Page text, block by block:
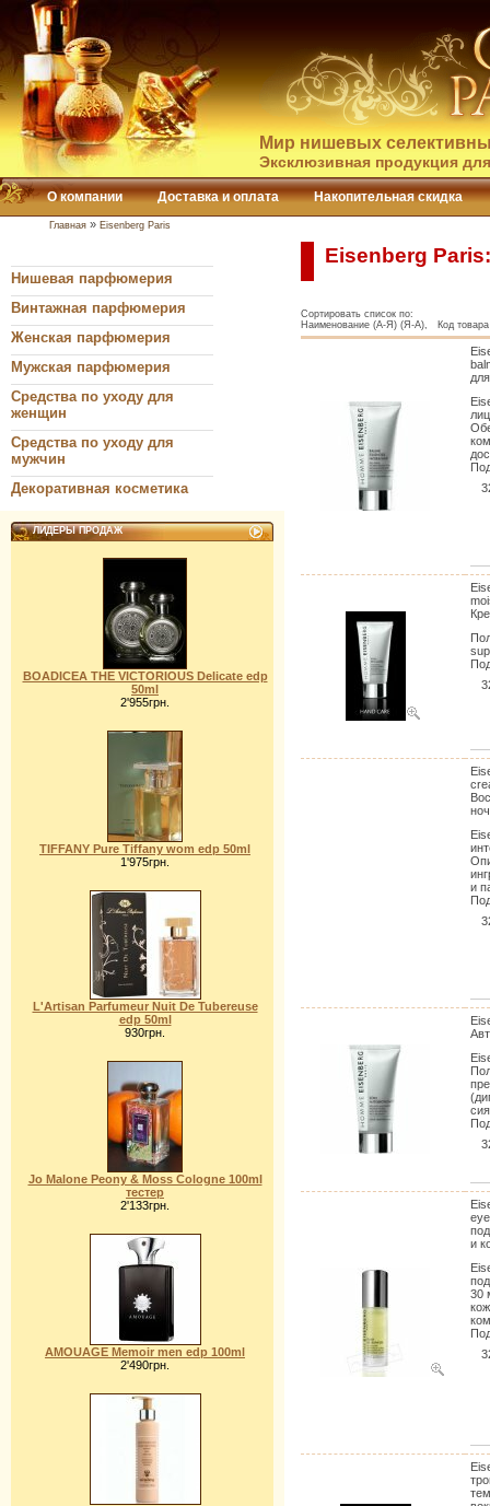
Мир нишевых
Эксклюзивная продукция
О компании Доставка и оплата Накопительная скидка
Главная » Eisenberg Paris
Нишевая парфюмерия
Винтажная парфюмерия
Женская парфюмерия
Мужская парфюмерия
Средства по уходу для
женщин
Средства по уходу для
мужчин
Декоративная косметика
ЛИДЕРЫ ПРОДАЖ
BOADICEA THE VICTORIOUS Delicate edp
50ml
2'955грн.
TIFFANY Pure Tiffany wom edp 50ml
1'975грн.
L'Artisan Parfumeur Nuit De Tubereuse
edp 50ml
930грн.
Jo Malone Peony & Moss Cologne 100ml
тестер
2'133грн.
AMOUAGE Memoir men edp 100ml
2'490грн.
Eisenberg
Сортировать список по:
Наименование (А-Я) (Я-А), Код
и
и
30